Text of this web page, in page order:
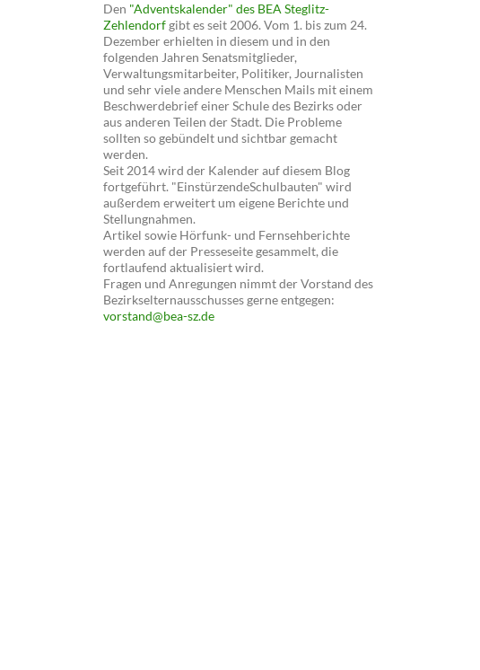
Den "Adventskalender" des BEA Steglitz-
Zehlendorf gibt es seit 2006. Vom 1. bis zum 24.
Dezember erhielten in diesem und in den
folgenden Jahren Senatsmitglieder,
Verwaltungsmitarbeiter, Politiker, Journalisten
und sehr viele andere Menschen Mails mit einem
Beschwerdebrief einer Schule des Bezirks oder
aus anderen Teilen der Stadt. Die Probleme
sollten so gebündelt und sichtbar gemacht
werden.
Seit 2014 wird der Kalender auf diesem Blog
fortgeführt. "EinstürzendeSchulbauten" wird
außerdem erweitert um eigene Berichte und
Stellungnahmen.
Artikel sowie Hörfunk- und Fernsehberichte
werden auf der Presseseite gesammelt, die
fortlaufend aktualisiert wird.
Fragen und Anregungen nimmt der Vorstand des
Bezirkselternausschusses gerne entgegen:
vorstand@bea-sz.de